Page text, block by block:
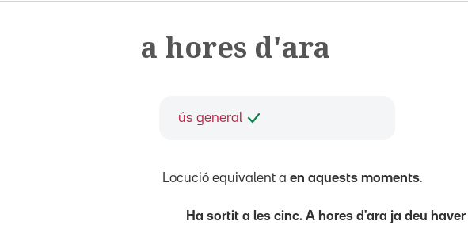
a hores d'ara
ús general
Locució equivalent a en aquests moments.
Ha sortit a les cinc. A hores d'ara ja deu